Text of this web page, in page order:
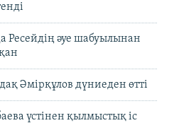
Ресейдің әуе шабуылынан
Әмірқұлов дүниеден өтті
үстінен қылмыстық іс